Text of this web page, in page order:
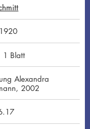
1 Blatt
Alexandra
2002